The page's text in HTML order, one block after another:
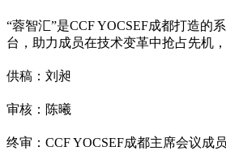
“蓉智汇”是CCF YOCSEF成都打造的
台，助力成员在技术变革中抢占先机
供稿：刘昶
审核：陈曦
终审：CCF YOCSEF成都主席会议成员